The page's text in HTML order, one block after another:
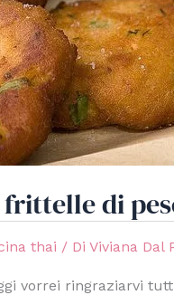
di
thai / Di Viviana Dal
vorrei ringraziarvi